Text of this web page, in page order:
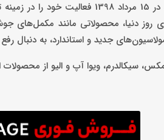
به گزارش کاماپرس، کیا کام فارمد
روز دنیا، محصولاتی مانند مکمل‌های
جدید و استاندارد، به دنبال
سیکالدرم، ویوا آپ و الیو از